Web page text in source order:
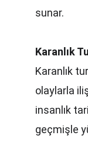
sunar.
Karanlık
Karanlık
olaylarla
insanlık
geçmişle